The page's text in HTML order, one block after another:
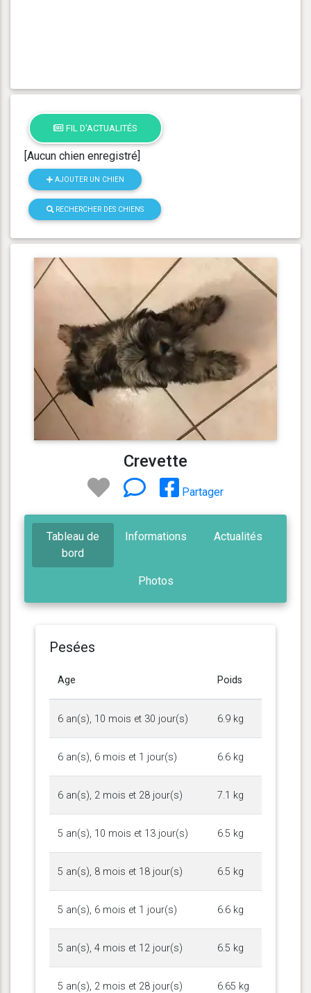
FIL D'ACTUALITÉS
[Aucun chien enregistré]
AJOUTER UN CHIEN
RECHERCHER DES CHIENS
Crevette
Partager
Tableau de
bord
Informations Actualités
Photos
Pesées
Age Poids
6 an(s), 10 mois et 30 jour(s) 6.9 kg
6 an(s), 6 mois et 1 jour(s) 6.6 kg
6 an(s), 2 mois et 28 jour(s) 7.1 kg
5 an(s), 10 mois et 13 jour(s) 6.5 kg
5 an(s), 8 mois et 18 jour(s) 6.5 kg
5 an(s), 6 mois et 1 jour(s) 6.6 kg
5 an(s), 4 mois et 12 jour(s) 6.5 kg
5 an(s), 2 mois et 28 jour(s) 6.65 kg